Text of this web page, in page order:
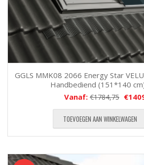
GGLS MMK08 2066 Energy Star
Handbediend (151*140
Vanaf: €1784,75 €
TOEVOEGEN AAN WINKELWAGEN